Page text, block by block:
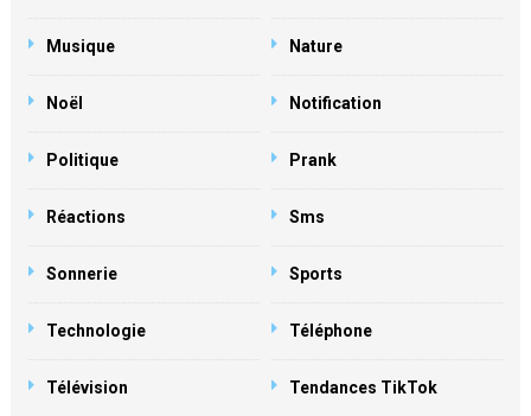
Musique Nature
Noël Notification
Politique Prank
Réactions Sms
Sonnerie Sports
Technologie Téléphone
Télévision Tendances TikTok